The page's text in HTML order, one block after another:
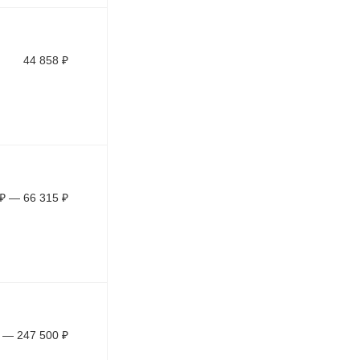
44 858 ₽
₽ — 66 315 ₽
— 247 500 ₽